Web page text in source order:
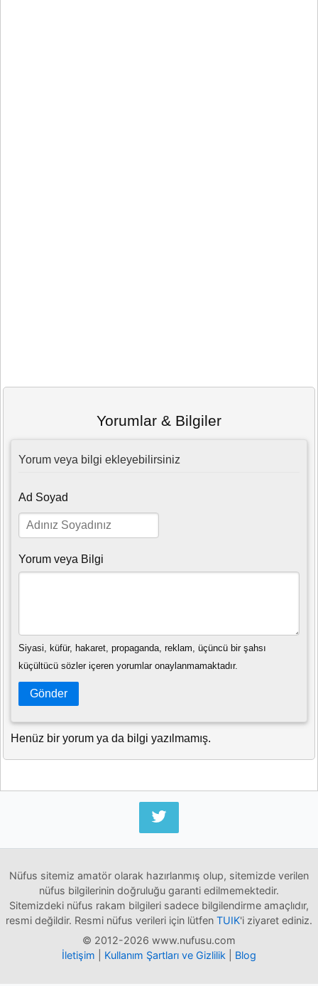
Yorumlar & Bilgiler
Yorum veya bilgi ekleyebilirsiniz
Ad Soyad
Yorum veya Bilgi
Siyasi, küfür, hakaret, propaganda, reklam, üçüncü bir şahsı
küçültücü sözler içeren yorumlar onaylanmamaktadır.
Gönder
Henüz bir yorum ya da bilgi yazılmamış.
Nüfus sitemiz amatör olarak hazırlanmış olup, sitemizde verilen
nüfus bilgilerinin doğruluğu garanti edilmemektedir.
Sitemizdeki nüfus rakam bilgileri sadece bilgilendirme amaçlıdır,
resmi değildir. Resmi nüfus verileri için lütfen TUIK'i ziyaret ediniz.
© 2012-2026 www.nufusu.com
İletişim
Kullanım Şartları ve Gizlilik Blog